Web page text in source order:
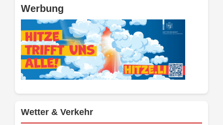
Werbung
Wetter & Verkehr